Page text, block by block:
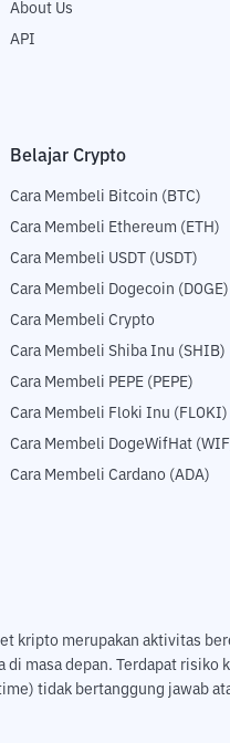
About Us
API
Belajar Crypto
Cara Membeli Bitcoin (BTC)
Cara Membeli Ethereum (ETH)
Cara Membeli USDT (USDT)
Cara Membeli Dogecoin (DOGE)
Cara Membeli Crypto
Cara Membeli Shiba Inu (SHIB)
Cara Membeli PEPE (PEPE)
Cara Membeli Floki Inu (FLOKI)
Cara Membeli DogeWifHat (WIF)
Cara Membeli Cardano (ADA)
kripto merupakan aktivitas
di masa depan. Terdapat
tidak bertanggung jawab